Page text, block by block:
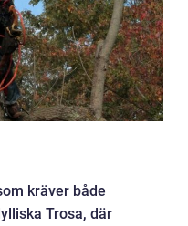
kräver både
Trosa, där